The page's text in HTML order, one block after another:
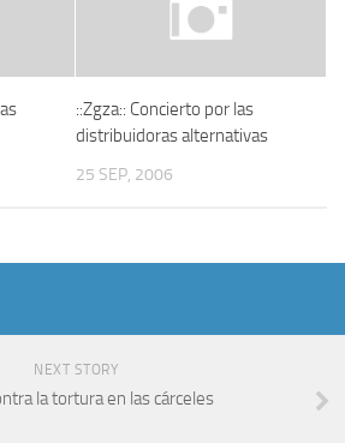
::Zgza:: Concierto por las
distribuidoras alternativas
25 SEP, 2006
NEXT STORY
la tortura en las cárceles